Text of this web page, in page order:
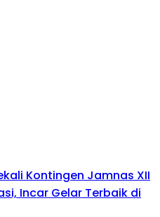
Kontingen Jamnas XII
Incar Gelar Terbaik di